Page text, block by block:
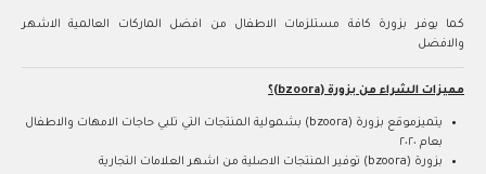
كما يوفر بزورة كافة مستلزمات الاطفال من افضل الماركات العالمية الاشهر
والافضل
مميزات الشراء من بزورة (bzoora)؟
يتميزموقع بزورة (bzoora) بشمولية المنتجات التي تلبي حاجات الامهات والاطفال
بعام ٢٠٢٠
بزورة (bzoora) توفير المنتجات الاصلية من اشهر العلامات التجارية